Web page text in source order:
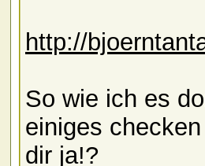
http://
So wie ich es
einiges
dir ja!?